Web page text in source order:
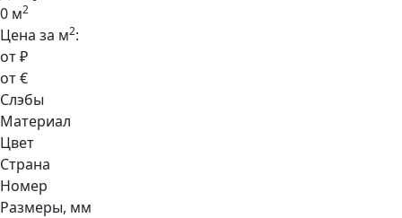
0 м2
Цена за м2:
от ₽
от €
Слэбы
Материал
Цвет
Страна
Номер
Размеры, мм